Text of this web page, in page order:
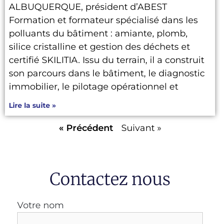
ALBUQUERQUE, président d’ABEST
Formation et formateur spécialisé dans les
polluants du bâtiment : amiante, plomb,
silice cristalline et gestion des déchets et
certifié SKILITIA. Issu du terrain, il a construit
son parcours dans le bâtiment, le diagnostic
immobilier, le pilotage opérationnel et
Lire la suite »
« Précédent Suivant »
Contactez nous
Votre nom